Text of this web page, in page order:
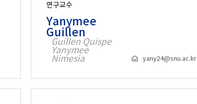
연구교수
Yanymee
Guillen
Guillen Quispe
Yanymee
Nimesia yany24@snu.ac.kr